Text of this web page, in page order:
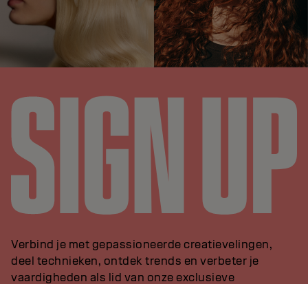
Verbind je met gepassioneerde creatievelingen,
deel technieken, ontdek trends en verbeter je
vaardigheden als lid van onze exclusieve